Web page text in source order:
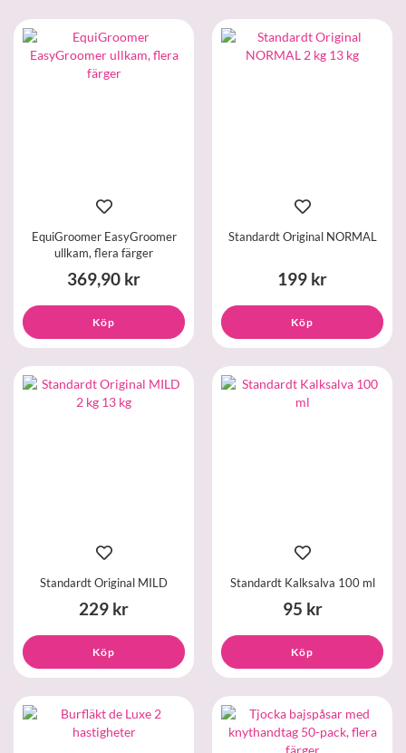
EquiGroomer EasyGroomer
ullkam, flera färger
369,90 kr
Köp
Standardt Original NORMAL
199 kr
Köp
Standardt Original MILD
229 kr
Köp
Standardt Kalksalva 100 ml
95 kr
Köp